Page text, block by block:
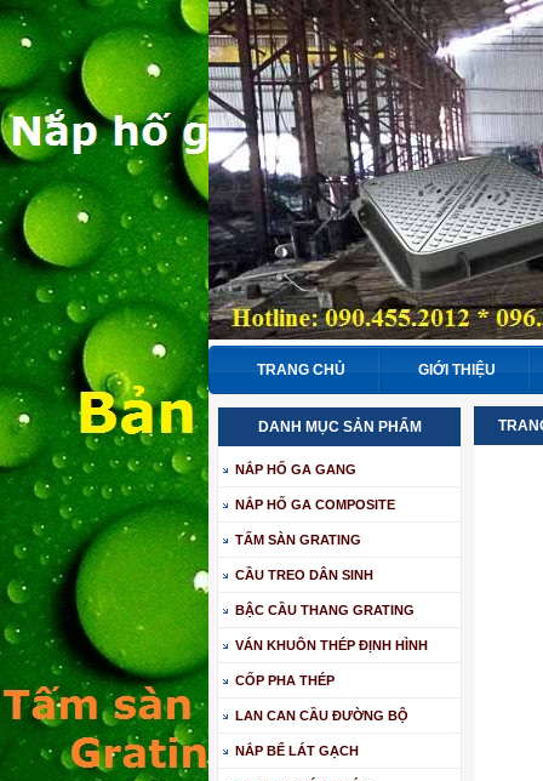
TRANG CHỦ GIỚI THIỆU
DANH MỤC SẢN PHẨM
NẮP HỐ GA GANG
NẮP HỐ GA COMPOSITE
TẤM SÀN GRATING
CẦU TREO DÂN SINH
BẬC CẦU THANG GRATING
VÁN KHUÔN THÉP ĐỊNH HÌNH
CỐP PHA THÉP
LAN CAN CẦU ĐƯỜNG BỘ
NẮP BỂ LÁT GẠCH